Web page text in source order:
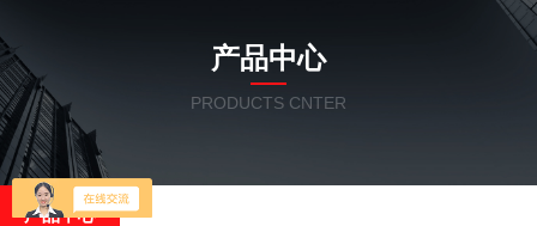
产品中心
PRODUCTS CNTER
产品中心